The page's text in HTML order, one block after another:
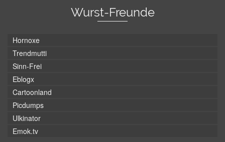
Wurst-Freunde
Hornoxe
Trendmutti
Sinn-Frei
Eblogx
Cartoonland
Picdumps
Ulkinator
Emok.tv